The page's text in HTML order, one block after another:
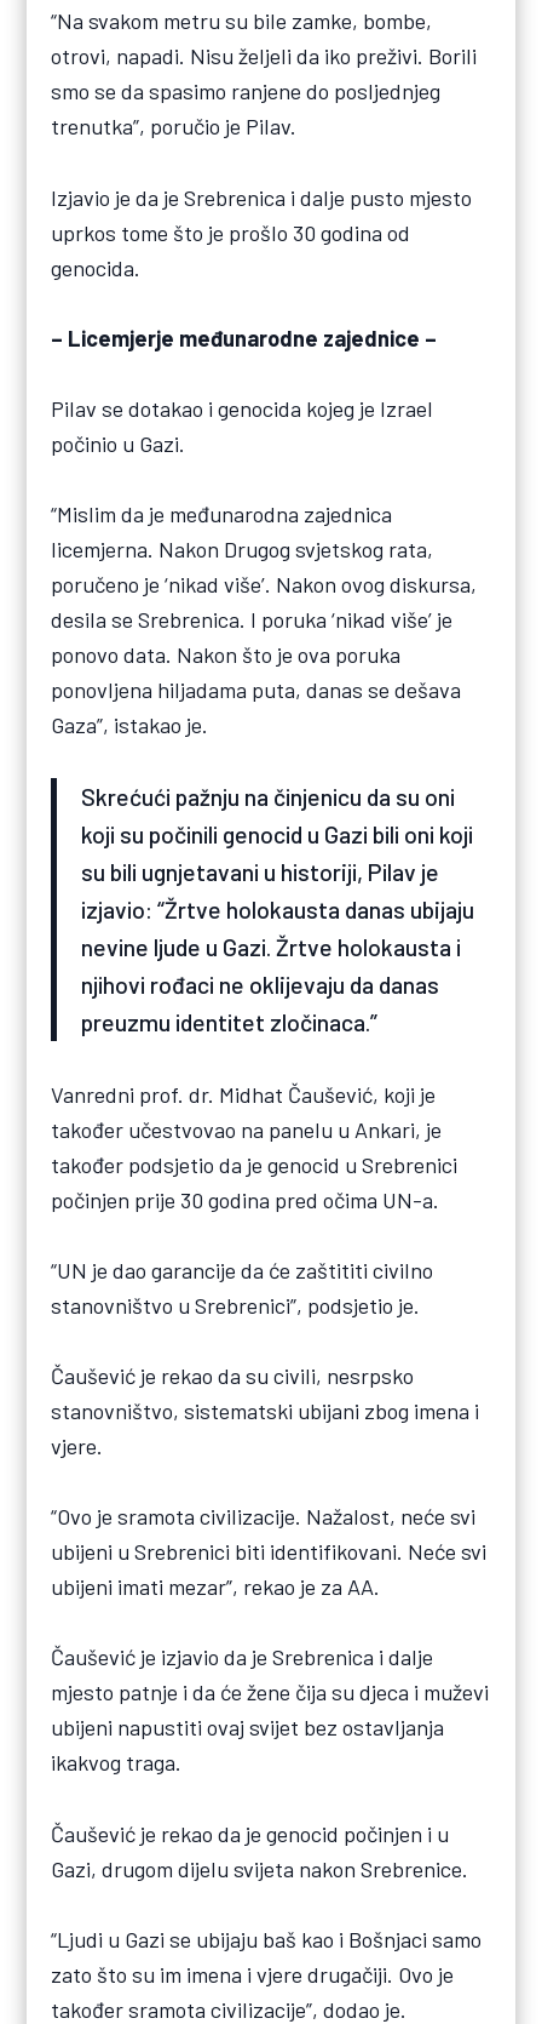
“Na svakom metru su bile zamke, bombe,
otrovi, napadi. ​​Nisu željeli da iko preživi. Borili
smo se da spasimo ranjene do posljednjeg
trenutka”, poručio je Pilav.
Izjavio je da je Srebrenica i dalje pusto mjesto
uprkos tome što je prošlo 30 godina od
genocida.
– Licemjerje međunarodne zajednice –
Pilav se dotakao i genocida kojeg je Izrael
počinio u Gazi.
“Mislim da je međunarodna zajednica
licemjerna. Nakon Drugog svjetskog rata,
poručeno je ‘nikad više’. Nakon ovog diskursa,
desila se Srebrenica. I poruka ‘nikad više’ je
ponovo data. Nakon što je ova poruka
ponovljena hiljadama puta, danas se dešava
Gaza”, istakao je.
Skrećući pažnju na činjenicu da su oni
koji su počinili genocid u Gazi bili oni koji
su bili ugnjetavani u historiji, Pilav je
izjavio: “Žrtve holokausta danas ubijaju
nevine ljude u Gazi. Žrtve holokausta i
njihovi rođaci ne oklijevaju da danas
preuzmu identitet zločinaca.”
Vanredni prof. dr. Midhat Čaušević, koji je
također učestvovao na panelu u Ankari, je
također podsjetio da je genocid u Srebrenici
počinjen prije 30 godina pred očima UN-a.
“UN je dao garancije da će zaštititi civilno
stanovništvo u Srebrenici”, podsjetio je.
Čaušević je rekao da su civili, nesrpsko
stanovništvo, sistematski ubijani zbog imena i
vjere.
“Ovo je sramota civilizacije. Nažalost, neće svi
ubijeni u Srebrenici biti identifikovani. Neće svi
ubijeni imati mezar”, rekao je za AA.
Čaušević je izjavio da je Srebrenica i dalje
mjesto patnje i da će žene čija su djeca i muževi
ubijeni napustiti ovaj svijet bez ostavljanja
ikakvog traga.
Čaušević je rekao da je genocid počinjen i u
Gazi, drugom dijelu svijeta nakon Srebrenice.
“Ljudi u Gazi se ubijaju baš kao i Bošnjaci samo
zato što su im imena i vjere drugačiji. Ovo je
također sramota civilizacije”, dodao je.